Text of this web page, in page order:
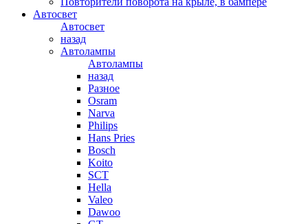
Автосвет
Автосвет
назад
Автолампы
Автолампы
назад
Разное
Osram
Narva
Philips
Hans Pries
Bosch
Koito
SCT
Hella
Valeo
Dawoo